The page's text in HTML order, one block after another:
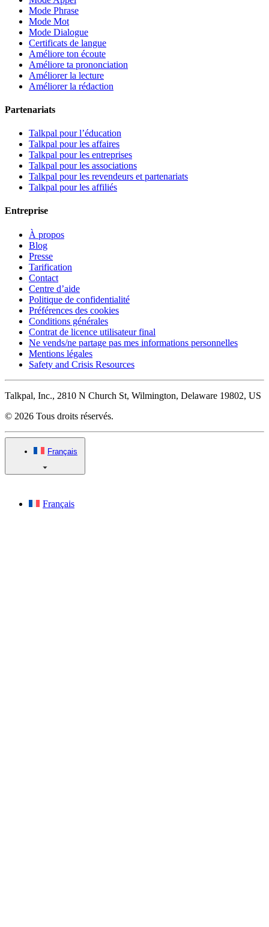
Mode Phrase
Mode Mot
Mode Dialogue
Certificats de langue
Améliore ton écoute
Améliore ta prononciation
Améliorer la lecture
Améliorer la rédaction
Partenariats
Talkpal pour l’éducation
Talkpal pour les affaires
Talkpal pour les entreprises
Talkpal pour les associations
Talkpal pour les revendeurs et partenariats
Talkpal pour les affiliés
Entreprise
À propos
Blog
Presse
Tarification
Contact
Centre d’aide
Politique de confidentialité
Préférences des cookies
Conditions générales
Contrat de licence utilisateur final
Ne vends/ne partage pas mes informations personnelles
Mentions légales
Safety and Crisis Resources
Talkpal, Inc., 2810 N Church St, Wilmington, Delaware 19802, US
© 2026 Tous droits réservés.
Français
Français